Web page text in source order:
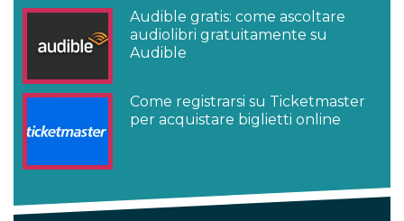
Audible gratis: come ascoltare
audiolibri gratuitamente su
Audible
Come registrarsi su Ticketmaster
per acquistare biglietti online